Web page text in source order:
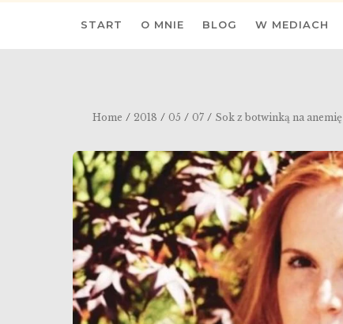
START O MNIE BLOG W MEDIACH
Home / 2018 / 05 / 07 / Sok z botwinką na anemię